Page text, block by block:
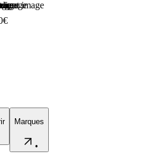
Marques
•